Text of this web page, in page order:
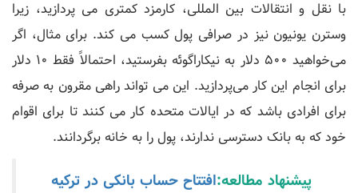
با نقل و انتقالات بین المللی، کارمزد کمتری می پردازید، زیرا
وسترن یونیون نیز در صرافی پول کسب می کند. برای مثال، اگر
می‌خواهید 500 دلار به نیکاراگوئه بفرستید، احتمالاً فقط 10 دلار
برای انجام این کار می‌پردازید. این می تواند راهی مقرون به صرفه
برای افرادی باشد که در ایالات متحده کار می کنند تا برای اقوام
خود که به بانک دسترسی ندارند، پول را به خانه برگردانند.
پیشنهاد مطالعه:افتتاح حساب بانکی در ترکیه